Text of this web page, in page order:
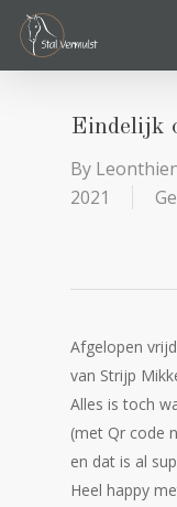
Skip
main
Eindelijk
By
2021
Afgelopen
van Strijp
Alles is toch
(met Qr code
en dat is al
Heel happy